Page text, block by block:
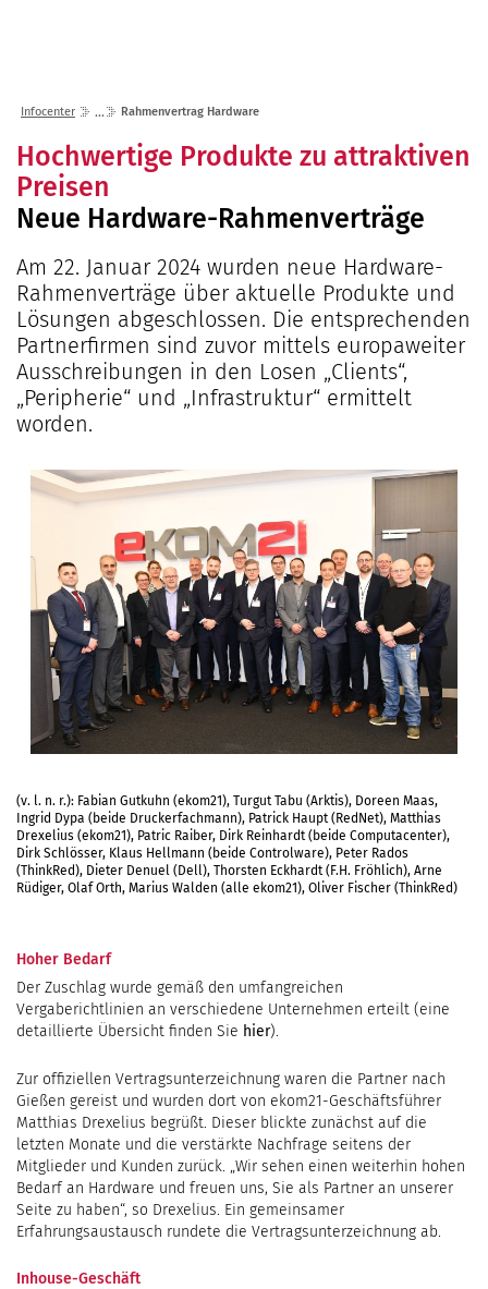
Gremien
Partner
Organisation
Über ekom21
Zertifizierungen
Mitgliedschaften
Kontakt
Ansprechpersonen
2026
2024
2022
2021
Presse
Events
Open Door |
Aktuelle Projekte DigiBauG
Breitband
EfA-Leistungen
GigaMaP
ekom21 als Arbeitgeber
Ausbildung
Praktikum
Mitarbeitende über uns
Shop
Infocenter Rahmenvertrag Hardware
Hochwertige Produkte zu attraktiven
Preisen
Neue Hardware-Rahmenverträge
Am 22. Januar 2024 wurden neue Hardware-
Rahmenverträge über aktuelle Produkte und
Lösungen abgeschlossen. Die entsprechenden
Partnerfirmen sind zuvor mittels europaweiter
Ausschreibungen in den Losen „Clients“,
„Peripherie“ und „Infrastruktur“ ermittelt
worden.
(v. l. n. r.): Fabian Gutkuhn (ekom21), Turgut Tabu (Arktis), Doreen Maas,
Ingrid Dypa (beide Druckerfachmann), Patrick Haupt (RedNet), Matthias
Drexelius (ekom21), Patric Raiber, Dirk Reinhardt (beide Computacenter),
Dirk Schlösser, Klaus Hellmann (beide Controlware), Peter Rados
(ThinkRed), Dieter Denuel (Dell), Thorsten Eckhardt (F.H. Fröhlich), Arne
Rüdiger, Olaf Orth, Marius Walden (alle ekom21), Oliver Fischer (ThinkRed)
Hoher Bedarf
Der Zuschlag wurde gemäß den umfangreichen
Vergaberichtlinien an verschiedene Unternehmen erteilt (eine
detaillierte Übersicht finden Sie hier).
Zur offiziellen Vertragsunterzeichnung waren die Partner nach
Gießen gereist und wurden dort von ekom21-Geschäftsführer
Matthias Drexelius begrüßt. Dieser blickte zunächst auf die
letzten Monate und die verstärkte Nachfrage seitens der
Mitglieder und Kunden zurück. „Wir sehen einen weiterhin hohen
Bedarf an Hardware und freuen uns, Sie als Partner an unserer
Seite zu haben“, so Drexelius. Ein gemeinsamer
Erfahrungsaustausch rundete die Vertragsunterzeichnung ab.
Inhouse-Geschäft